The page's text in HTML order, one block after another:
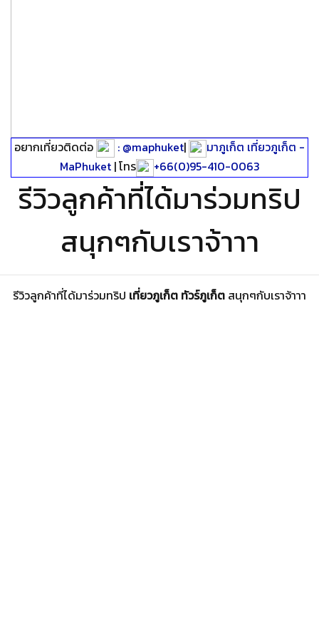
อยากเที่ยวติดต่อ : @maphuket|
มาภูเก็ต เที่ยวภูเก็ต -
MaPhuket| โทร +66(0)95-410-0063
รีวิวลูกค้าที่ได้มาร่วมทริป
สนุกๆกับเราจ้าาา
รีวิวลูกค้าที่ได้มาร่วมทริป เที่ยวภูเก็ต ทัวร์ภูเก็ต สนุกๆกับเราจ้าาา